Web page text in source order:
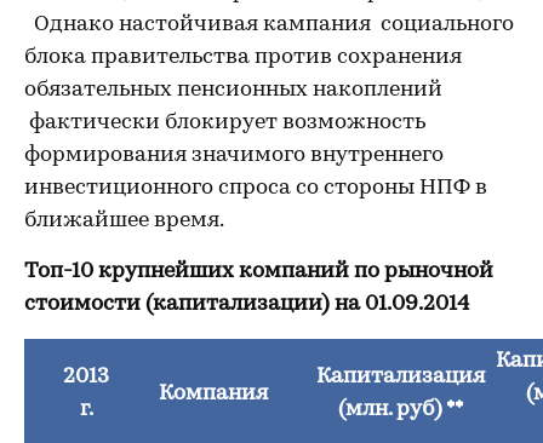
Однако настойчивая кампания социального
блока правительства против сохранения
обязательных пенсионных накоплений
фактически блокирует возможность
формирования значимого внутреннего
инвестиционного спроса со стороны НПФ в
ближайшее время.
Топ-10 крупнейших компаний по рыночной
стоимости (капитализации) на 01.09.2014
2013
г.
Компания
Капитализация
(млн. руб) **